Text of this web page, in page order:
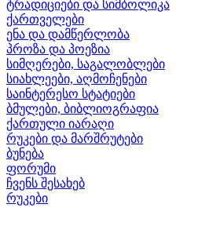
ტრადიციები და სიმბოლიკა
ქართველები
ენა და დამწერლობა
პროზა და პოეზია
სიმღერები, საგალობლები
სიახლეები, აღმოჩენები
საინტერესო სტატიები
ბმულები, ბიბლიოგრაფია
ქართული იარაღი
რუკები და მარშრუტები
ბუნება
ფორუმი
ჩვენს შესახებ
რუკები